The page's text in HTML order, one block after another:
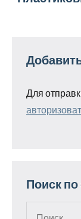
Для
Поиск по